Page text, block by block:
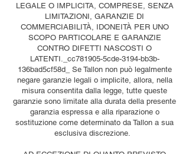
LEGALE O IMPLICITA, COMPRESE, SENZA
LIMITAZIONI, GARANZIE DI
COMMERCIABILITÀ, IDONEITÀ PER UNO
SCOPO PARTICOLARE E GARANZIE
CONTRO DIFETTI NASCOSTI O
LATENTI._cc781905-5cde-3194-bb3b-
136bad5cf58d_ Se Tallon non può legalmente
negare garanzie legali o implicite, allora, nella
misura consentita dalla legge, tutte queste
garanzie sono limitate alla durata della presente
garanzia espressa e alla riparazione o
sostituzione come determinato da Tallon a sua
esclusiva discrezione.